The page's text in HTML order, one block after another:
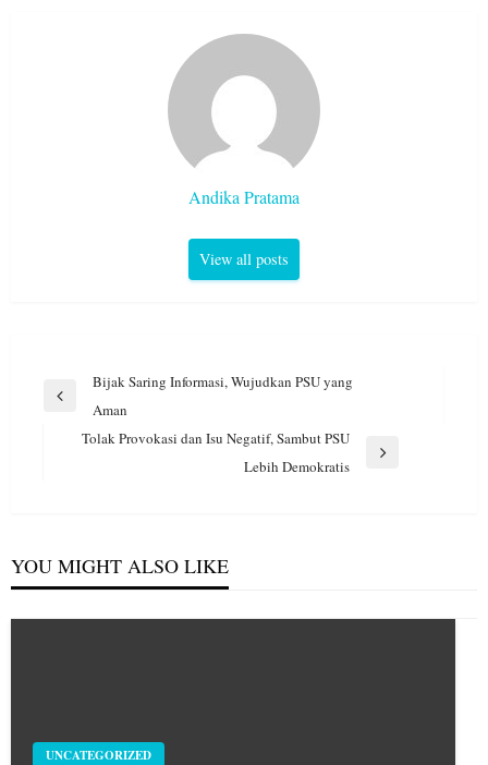
Andika Pratama
View all posts
NavigasiBijak Saring Informasi, Wujudkan PSU yang
Aman
Tolak Provokasi dan Isu Negatif, Sambut PSU
Lebih Demokratis
YOU MIGHT ALSO LIKE
UNCATEGORIZED